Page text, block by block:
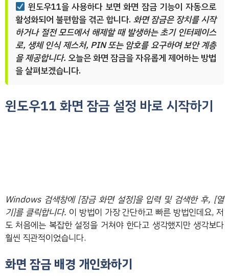
윈도우11을 사용하다 보면 화면 잠금 기능이 자동으로
활성화되어 불편함을 겪곤 합니다. 화면 잠금은 장치를 시작
하거나 절전 모드에서 해제할 때 발생하는 초기 인터페이스
로, 생체 인식 제스처, PIN 또는 암호를 요구하여 보안 계층
을 제공합니다. 오늘은 화면 잠금을 자유롭게 제어하는 방법
을 살펴보겠습니다.
윈도우11 화면 잠금 설정 바로 시작하기
Windows 검색창에 [잠금 화면 설정]을 입력 및 검색한 후, [열
기]를 클릭합니다. 이 방법이 가장 간단하고 빠른 방법인데요, 저
도 처음에는 복잡한 설정을 거쳐야 한다고 생각했지만 생각보다
훨씬 직관적이었습니다.
화면 잠금 배경 개인화하기